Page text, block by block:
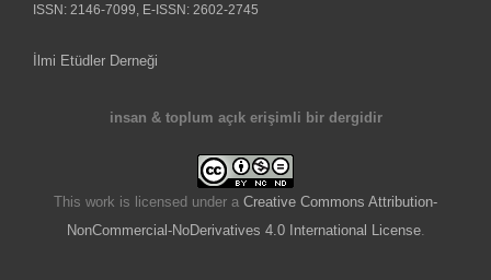
ISSN: 2146-7099, E-ISSN: 2602-2745
İlmi Etüdler Derneği
insan & toplum açık erişimli bir dergidir
This work is licensed under a Creative Commons Attribution-
NonCommercial-NoDerivatives 4.0 International License.